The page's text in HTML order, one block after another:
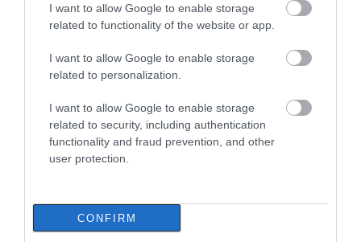
I want to allow Google to enable storage
related to functionality of the website or app.
I want to allow Google to enable storage
related to personalization.
I want to allow Google to enable storage
related to security, including authentication
functionality and fraud prevention, and other
user protection.
CONFIRM
07.08.2026 | 08:30
Καιρός: Πάνω από 35 βαθμούς
σήμερα η θερμοκρασία στην
07.08.2026 | 08:15
Εύβοια: Σήμερα το τελευταίο
αντίο στον 37χρονο που έχασε τη
07.08.2026 | 08:00
Συγκλονίζει μαρτυρία
εθελοντή στην Εύβοια:
μεγάλη φωτιά (vid)
Είσαι διακοπές στην